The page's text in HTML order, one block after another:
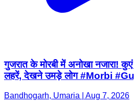
गुजरात के मोरबी में अनोखा नजारा!
लहरें, देखने उमड़े लोग #Morbi
Bandhogarh, Umaria | Aug 7, 2026